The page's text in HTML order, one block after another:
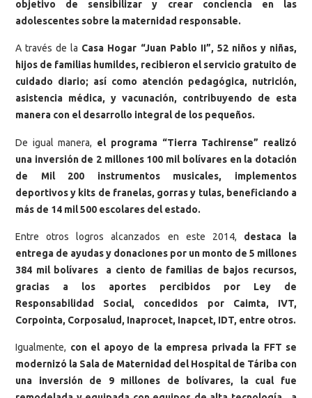
objetivo de sensibilizar y crear conciencia en las
adolescentes sobre la maternidad responsable.
A través de la Casa Hogar “Juan Pablo II”, 52 niños y niñas,
hijos de familias humildes, recibieron el servicio gratuito de
cuidado diario; así como atención pedagógica, nutrición,
asistencia médica, y vacunación, contribuyendo de esta
manera con el desarrollo integral de los pequeños.
De igual manera, el programa “Tierra Tachirense” realizó
una inversión de 2 millones 100 mil bolívares en la dotación
de Mil 200 instrumentos musicales, implementos
deportivos y kits de franelas, gorras y tulas, beneficiando a
más de 14 mil 500 escolares del estado.
Entre otros logros alcanzados en este 2014, destaca la
entrega de ayudas y donaciones por un monto de 5 millones
384 mil bolívares a ciento de familias de bajos recursos,
gracias a los aportes percibidos por Ley de
Responsabilidad Social, concedidos por Caimta, IVT,
Corpointa, Corposalud, Inaprocet, Inapcet, IDT, entre otros.
Igualmente, con el apoyo de la empresa privada la FFT se
modernizó la Sala de Maternidad del Hospital de Táriba con
una inversión de 9 millones de bolívares, la cual fue